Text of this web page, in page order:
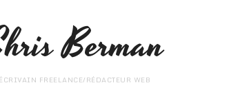
Berman
ÉCRIVAIN FREELANCE/RÉDACTEUR WEB